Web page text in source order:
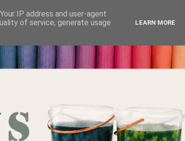
IP address and user-agent
of service, generate usage
LEARN MORE